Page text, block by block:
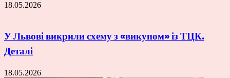
18.05.2026
У Львові викрили схему з «викупом» із ТЦК.
Деталі
18.05.2026